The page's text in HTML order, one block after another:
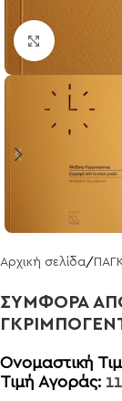
Click to
Αρχική σελίδα /
ΣΥΜΦΟΡΑ
Ονομαστική
Τιμή Αγοράς: